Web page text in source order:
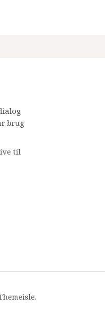
brug
til